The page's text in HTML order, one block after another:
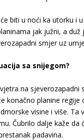
biti u noći ka utorku i
jak južni, a
smjer uz
sa snijegom?
na
konačno planine
visine i više.
Čubrilo dalje kaže
padavina.